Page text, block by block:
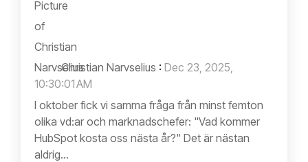
Christian Narvselius : Dec 23, 2025,
10:30:01 AM
I oktober fick vi samma fråga från minst femton
olika vd:ar och marknadschefer: "Vad kommer
HubSpot kosta oss nästa år?" Det är nästan
aldrig...